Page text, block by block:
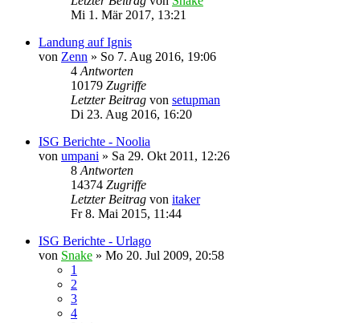
Mi 1. Mär 2017, 13:21
Landung auf Ignis
von Zenn » So 7. Aug 2016, 19:06
4 Antworten
10179 Zugriffe
Letzter Beitrag von setupman
Di 23. Aug 2016, 16:20
ISG Berichte - Noolia
von umpani » Sa 29. Okt 2011, 12:26
8 Antworten
14374 Zugriffe
Letzter Beitrag von itaker
Fr 8. Mai 2015, 11:44
ISG Berichte - Urlago
von Snake » Mo 20. Jul 2009, 20:58
1
2
3
4